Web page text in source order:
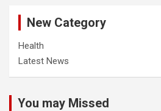
New Category
Health
Latest News
You may Missed